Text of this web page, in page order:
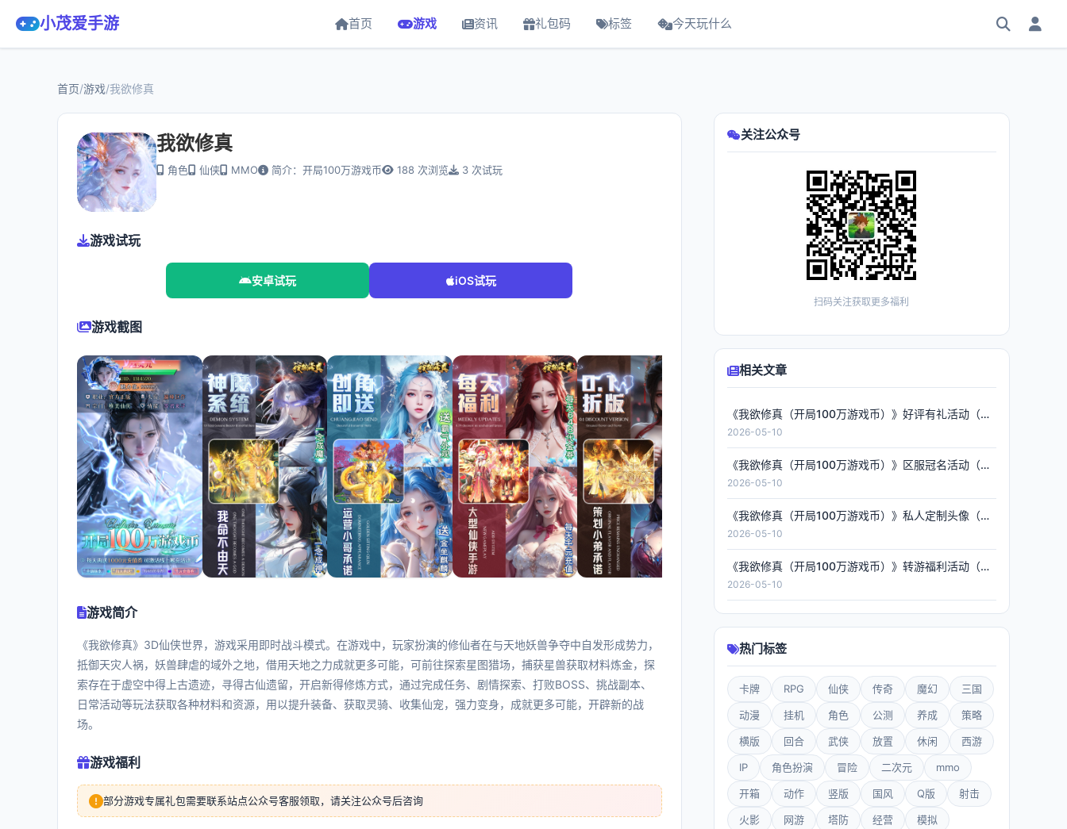
小茂爱手游 首页 游戏 资讯 礼包码 标签 今天玩什么
首页/游戏/我欲修真
我欲修真
角色 仙侠 MMO 简介：开局100万游戏币 188 次浏览 3 次试玩
游戏试玩
安卓试玩 iOS试玩
游戏截图
游戏简介
《我欲修真》3D仙侠世界，游戏采用即时战斗模式。在游戏中，玩家扮演的修仙者在与天地妖兽争夺中自发形成势力，
抵御天灾人祸，妖兽肆虐的域外之地，借用天地之力成就更多可能，可前往探索星图猎场，捕获星兽获取材料炼金，探
索存在于虚空中得上古遗迹，寻得古仙遗留，开启新得修炼方式，通过完成任务、剧情探索、打败BOSS、挑战副本、
日常活动等玩法获取各种材料和资源，用以提升装备、获取灵骑、收集仙宠，强力变身，成就更多可能，开辟新的战
场。
游戏福利
部分游戏专属礼包需要联系站点公众号客服领取，请关注公众号后咨询
关注公众号
扫码关注获取更多福利
相关文章
《我欲修真（开局100万游戏币）》好评有礼活动（礼包界面领取）
2026-05-10
《我欲修真（开局100万游戏币）》区服冠名活动（线下申请）
2026-05-10
《我欲修真（开局100万游戏币）》私人定制头像（申请发放）
2026-05-10
《我欲修真（开局100万游戏币）》转游福利活动（线下申请）
2026-05-10
热门标签
卡牌 RPG 仙侠 传奇 魔幻 三国
动漫 挂机 角色 公测 养成 策略
横版 回合 武侠 放置 休闲 西游
IP 角色扮演 冒险 二次元 mmo
开箱 动作 竖版 国风 Q版 射击
火影 网游 塔防 经营 模拟